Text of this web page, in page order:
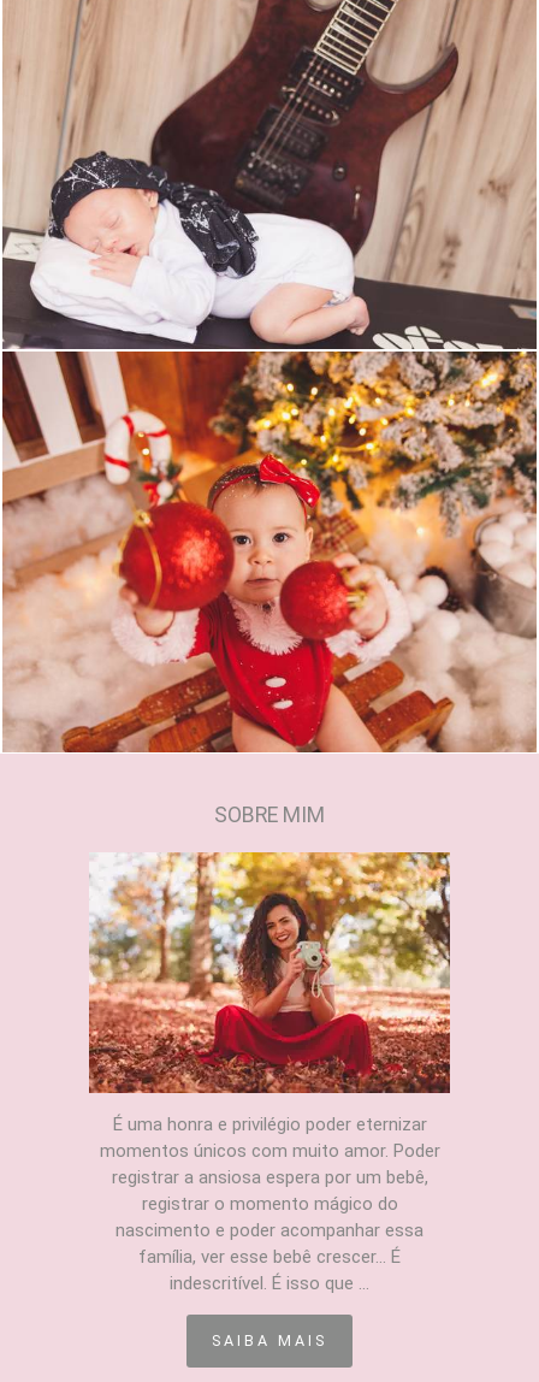
1797
1383 0
SOBRE MIM
É uma honra e privilégio poder eternizar
momentos únicos com muito amor. Poder
registrar a ansiosa espera por um bebê,
registrar o momento mágico do
nascimento e poder acompanhar essa
família, ver esse bebê crescer... É
indescritível. É isso que ...
SAIBA MAIS